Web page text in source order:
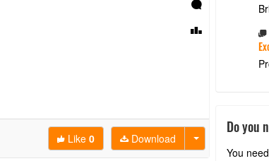
Download
Like 0
Do you
You